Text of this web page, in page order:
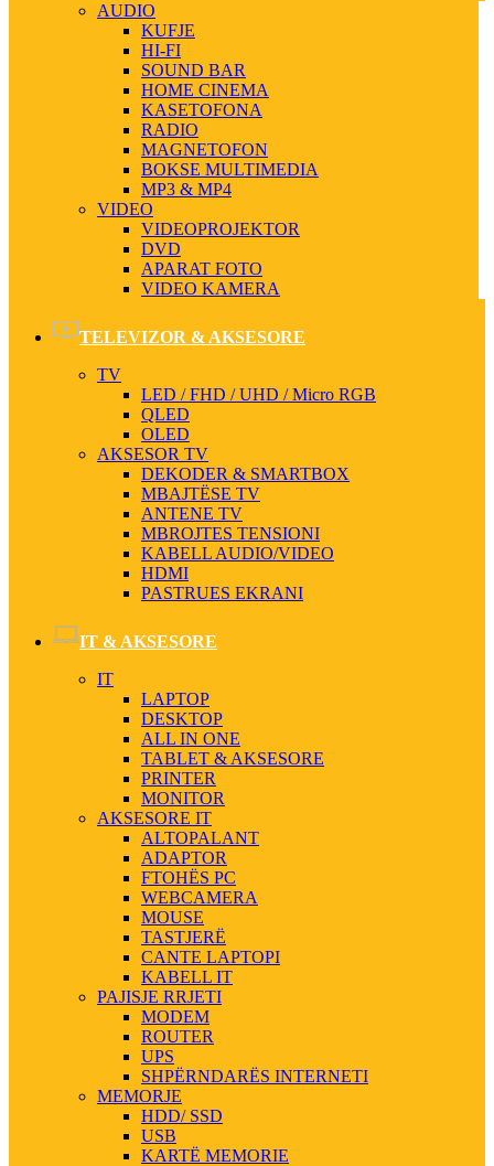
AUDIO
KUFJE
HI-FI
SOUND BAR
HOME CINEMA
KASETOFONA
RADIO
MAGNETOFON
BOKSE MULTIMEDIA
MP3 & MP4
VIDEO
VIDEOPROJEKTOR
DVD
APARAT FOTO
VIDEO KAMERA
TELEVIZOR & AKSESORE
TV
LED / FHD / UHD / Micro RGB
QLED
OLED
AKSESOR TV
DEKODER & SMARTBOX
MBAJTËSE TV
ANTENE TV
MBROJTES TENSIONI
KABELL AUDIO/VIDEO
HDMI
PASTRUES EKRANI
IT & AKSESORE
IT
LAPTOP
DESKTOP
ALL IN ONE
TABLET & AKSESORE
PRINTER
MONITOR
AKSESORE IT
ALTOPALANT
ADAPTOR
FTOHËS PC
WEBCAMERA
MOUSE
TASTJERË
CANTE LAPTOPI
KABELL IT
PAJISJE RRJETI
MODEM
ROUTER
UPS
SHPËRNDARËS INTERNETI
MEMORJE
HDD/ SSD
USB
KARTË MEMORIE